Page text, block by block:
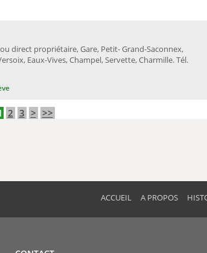
direct propriétaire, Gare, Petit- Grand-Saconnex,
Eaux-Vives, Champel, Servette, Charmille. Tél.
2 3 > >>
ACCUEIL A PROPOS